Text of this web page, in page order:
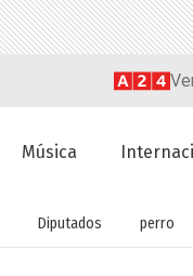
Música
Diputados perro